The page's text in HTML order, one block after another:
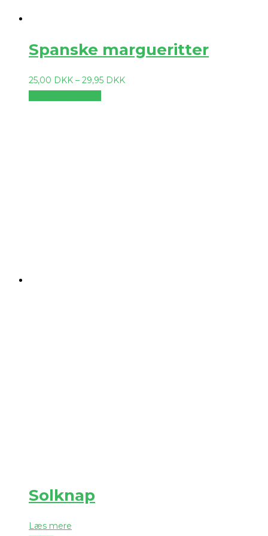
Spanske margueritter
25,00 DKK – 29,95 DKK
Solknap
Læs mere